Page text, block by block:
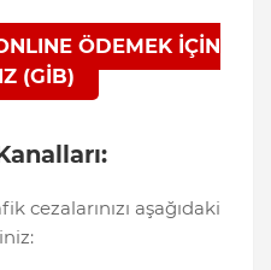
ÖDEMEK İÇİN
(GİB)
cezalarınızı aşağıdaki